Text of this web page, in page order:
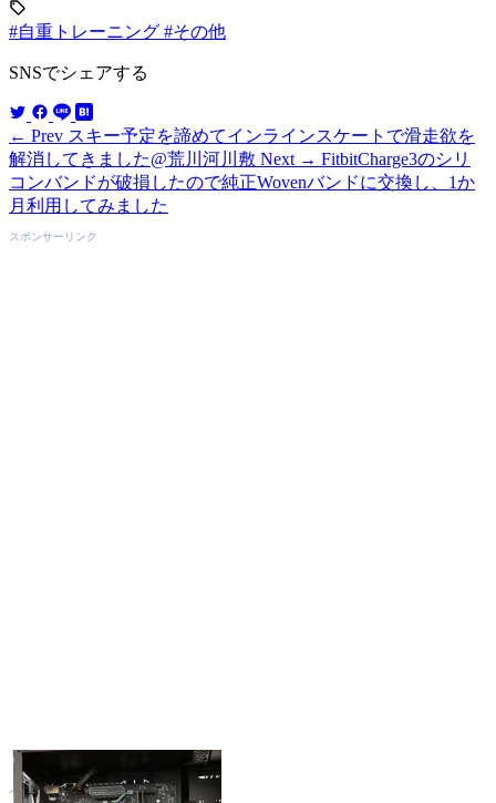
#自重トレーニング #その他
SNSでシェアする
← Prev スキー予定を諦めてインラインスケートで滑走欲を
解消してきました@荒川河川敷 Next → FitbitCharge3のシリ
コンバンドが破損したので純正Wovenバンドに交換し、1か
月利用してみました
スポンサーリンク